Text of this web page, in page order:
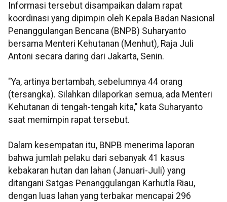
Informasi tersebut disampaikan dalam rapat
koordinasi yang dipimpin oleh Kepala Badan Nasional
Penanggulangan Bencana (BNPB) Suharyanto
bersama Menteri Kehutanan (Menhut), Raja Juli
Antoni secara daring dari Jakarta, Senin.
"Ya, artinya bertambah, sebelumnya 44 orang
(tersangka). Silahkan dilaporkan semua, ada Menteri
Kehutanan di tengah-tengah kita," kata Suharyanto
saat memimpin rapat tersebut.
Dalam kesempatan itu, BNPB menerima laporan
bahwa jumlah pelaku dari sebanyak 41 kasus
kebakaran hutan dan lahan (Januari-Juli) yang
ditangani Satgas Penanggulangan Karhutla Riau,
dengan luas lahan yang terbakar mencapai 296